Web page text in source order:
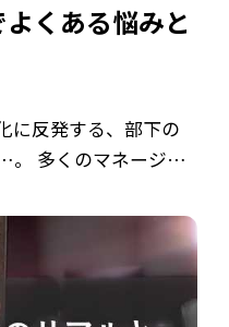
くある悩みと
に反発する、部下の
。 多くのマネージャ
事では、現場でよく
の背景を整理し […]